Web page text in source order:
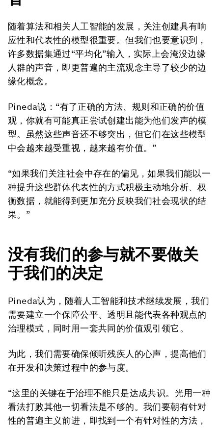
随着算法和相关人工智能的发展，关注创建具有响
应性和代表性的模型很重要。但我们也要意识到，
许多数据集通过“平均化”输入，实际上会淹没边缘
人群的声音，即更普遍的主流观念主导了较少的边
缘化概念。
Pineda说：“有了正确的方法、规则和正确的价值
观，你就有可能真正尝试创建出能为他们发声的模
型。虽然这些声音还不够突出，但它们在这些模型
中会越来越受重视，越来越有价值。”
“如果我们关注社会中存在的偏见，如果我们能以一
种提升这些群体代表性的方式积极主动地分析、权
衡数据，就能得到更加充分反映我们社会现状的结
果。”
没有我们的参与就不要做关
于我们的决定
Pineda认为，随着人工智能和技术继续发展，我们
需要建立一个保障公平、透明且能代表各种观点的
治理模式，同时用一套共同的价值观引领它。
为此，我们需要确保倾听残疾人的心声，提高他们
在开发和决策过程中的参与度。
“这里的关键在于治理不能只是达成共识。光用一种
看法打败其他一切看法是不够的。我们要朝有针对
性的普遍主义前进，即找到一个有针对性的方法，